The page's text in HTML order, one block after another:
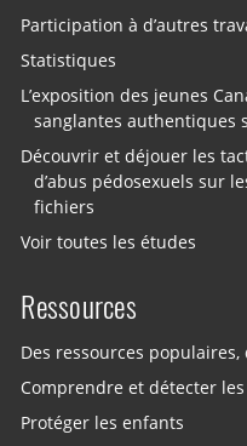
Participation à d’autres
Statistiques
L’exposition des jeunes
sanglantes authentiques
Découvrir et déjouer les
d’abus pédosexuels sur
fichiers
Voir toutes les études
Ressources
Des ressources
Comprendre et détecter
Protéger les enfants